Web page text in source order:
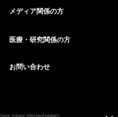
メディア関係の方
医療・研究関係の方
お問い合わせ